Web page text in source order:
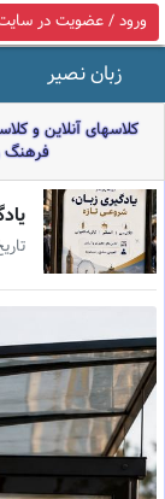
ورود / عضویت در
زبان نصیر
کلاسهای آنلاین و
فرهنگ
تاریخ